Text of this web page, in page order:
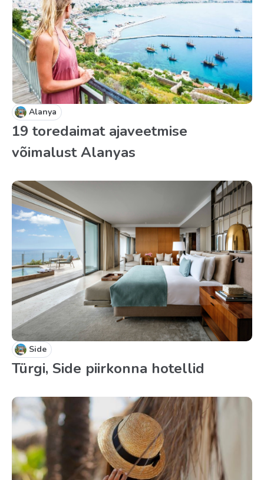
Alanya
19 toredaimat ajaveetmise
võimalust Alanyas
Side
Türgi, Side piirkonna hotellid